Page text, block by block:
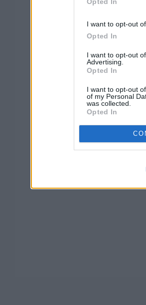
I want to opt-out
Opted In
I want to opt-out
Advertising.
Opted In
I want to opt-out
of my Personal
was collected.
Opted In